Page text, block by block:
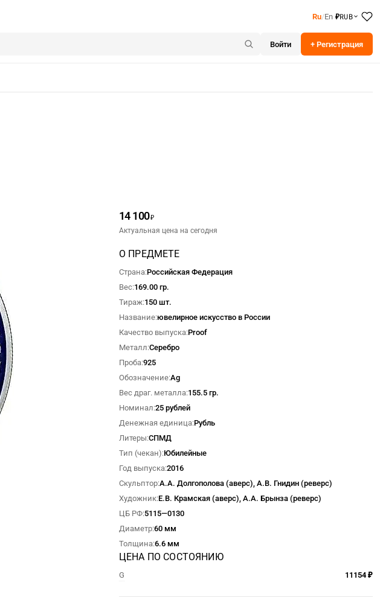
Ru/En ₽RUB
Войти + Регистрация
14 100₽
Актуальная цена на сегодня
О ПРЕДМЕТЕ
Страна Российская Федерация
Вес 169.00 гр.
Тираж 150 шт.
Название ювелирное искусство в России
Качество выпуска Proof
Металл Серебро
Проба 925
Обозначение Ag
Вес драг. металла 155.5 гр.
Номинал 25 рублей
Денежная единица Рубль
Литеры СПМД
Тип (чекан) Юбилейные
Год выпуска 2016
Скульптор А.А. Долгополова (аверс), А.В. Гнидин (реверс)
Художник Е.В. Крамская (аверс), А.А. Брынза (реверс)
ЦБ РФ 5115—0130
Диаметр 60 мм
Толщина 6.6 мм
ЦЕНА ПО СОСТОЯНИЮ
G 11154 ₽